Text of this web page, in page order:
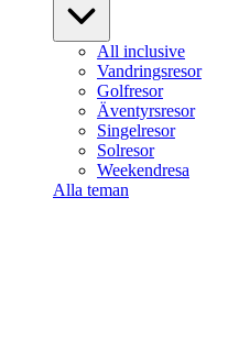
All inclusive
Vandringsresor
Golfresor
Äventyrsresor
Singelresor
Solresor
Weekendresa
Alla teman